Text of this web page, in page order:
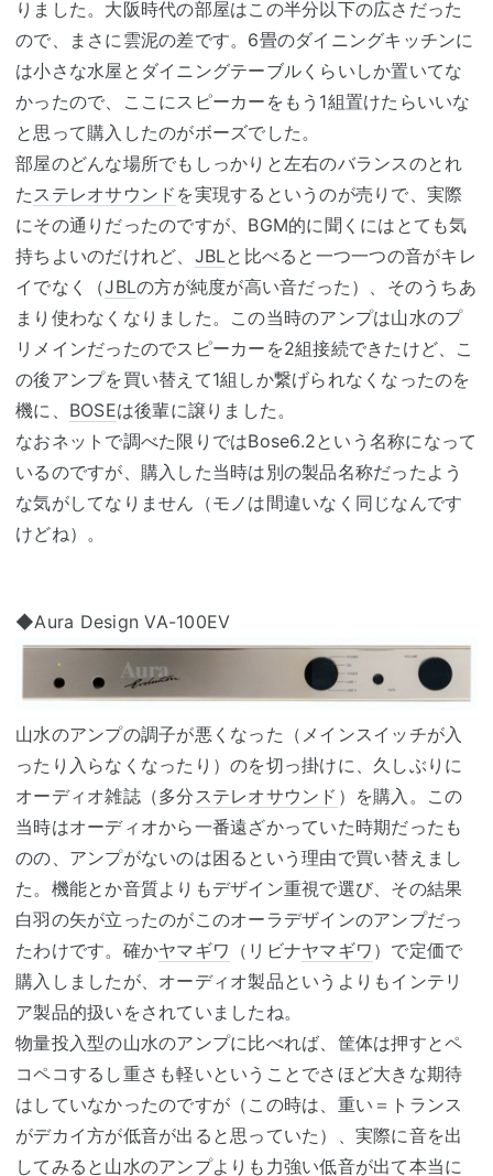
りました。大阪時代の部屋はこの半分以下の広さだった
ので、まさに雲泥の差です。6畳のダイニングキッチンに
は小さな水屋とダイニングテーブルくらいしか置いてな
かったので、ここにスピーカーをもう1組置けたらいいな
と思って購入したのがボーズでした。
部屋のどんな場所でもしっかりと左右のバランスのとれ
たステレオサウンド を実現するというのが売りで、実際
にその通りだったのですが、BGM的に聞くにはとても気
持ちよいのだけれど、 JBLと比べると一つ一つの音がキレ
イでなく（JBLの方が純度が高い音だった）、そのうちあ
まり使わなくなりました。この当時のアンプは山水のプ
リメインだったのでスピーカーを2組接続できたけど、こ
の後アンプを買い替えて1組しか繋げられなくなったのを
機に、 BOSEは後輩に譲りました。
なおネットで調べた限りではBose6.2という名称になって
いるのですが、購入した当時は別の製品名称だったよう
な気がしてなりません（モノは間違いなく同じなんです
けどね）。
◆Aura Design VA-100EV
山水のアンプの調子が悪くなった（メインスイッチが入
ったり入らなくなったり）のを切っ掛けに、久しぶりに
オーディオ雑誌（多分ステレオサウンド ）を購入。この
当時はオーディオから一番遠ざかっていた時期だったも
のの、アンプがないのは困るという理由で買い替えまし
た。機能とか音質よりもデザイン重視で選び、その結果
白羽の矢が立ったのがこのオーラデザインのアンプだっ
たわけです。確かヤマギワ （リビナヤマギワ ）で定価で
購入しましたが、オーディオ製品というよりもインテリ
ア製品的扱いをされていましたね。
物量投入型の山水のアンプに比べれば、筐体は押すとペ
コペコするし重さも軽いということでさほど大きな期待
はしていなかったのですが（この時は、重い＝トランス
がデカイ方が低音が出ると思っていた）、実際に音を出
してみると山水のアンプよりも力強い低音が出て本当に